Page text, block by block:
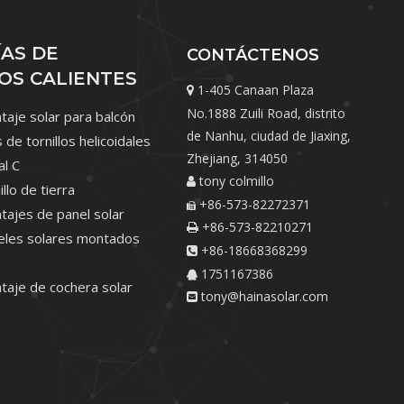
DE
CALIENTES
solar para balcón
de tornillos helicoidales
C
de tierra
de panel solar
solares montados
de cochera solar
CONTÁCTENOS
 1-405 Canaan Plaza
No.1888 Zuili Road, distrito
de Nanhu, ciudad de Jiaxing,
Zhejiang, 314050
 tony colmillo
 +86-573-82272371
 +86-573-82210271
 +86-18668368299
 1751167386
 tony@hainasolar.com